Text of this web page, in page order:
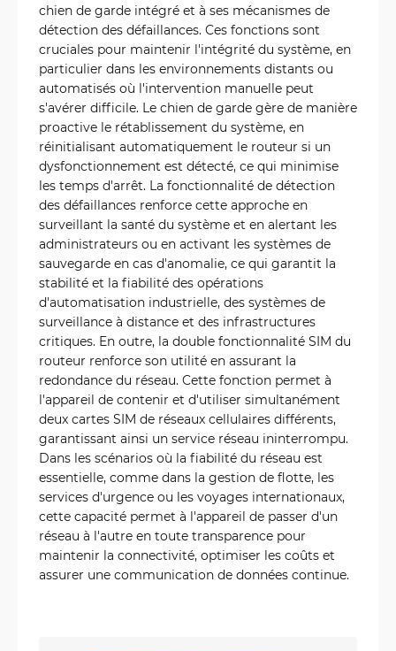
chien de garde intégré et à ses mécanismes de
détection des défaillances. Ces fonctions sont
cruciales pour maintenir l'intégrité du système, en
particulier dans les environnements distants ou
automatisés où l'intervention manuelle peut
s'avérer difficile. Le chien de garde gère de manière
proactive le rétablissement du système, en
réinitialisant automatiquement le routeur si un
dysfonctionnement est détecté, ce qui minimise
les temps d'arrêt. La fonctionnalité de détection
des défaillances renforce cette approche en
surveillant la santé du système et en alertant les
administrateurs ou en activant les systèmes de
sauvegarde en cas d'anomalie, ce qui garantit la
stabilité et la fiabilité des opérations
d'automatisation industrielle, des systèmes de
surveillance à distance et des infrastructures
critiques. En outre, la double fonctionnalité SIM du
routeur renforce son utilité en assurant la
redondance du réseau. Cette fonction permet à
l'appareil de contenir et d'utiliser simultanément
deux cartes SIM de réseaux cellulaires différents,
garantissant ainsi un service réseau ininterrompu.
Dans les scénarios où la fiabilité du réseau est
essentielle, comme dans la gestion de flotte, les
services d'urgence ou les voyages internationaux,
cette capacité permet à l'appareil de passer d'un
réseau à l'autre en toute transparence pour
maintenir la connectivité, optimiser les coûts et
assurer une communication de données continue.